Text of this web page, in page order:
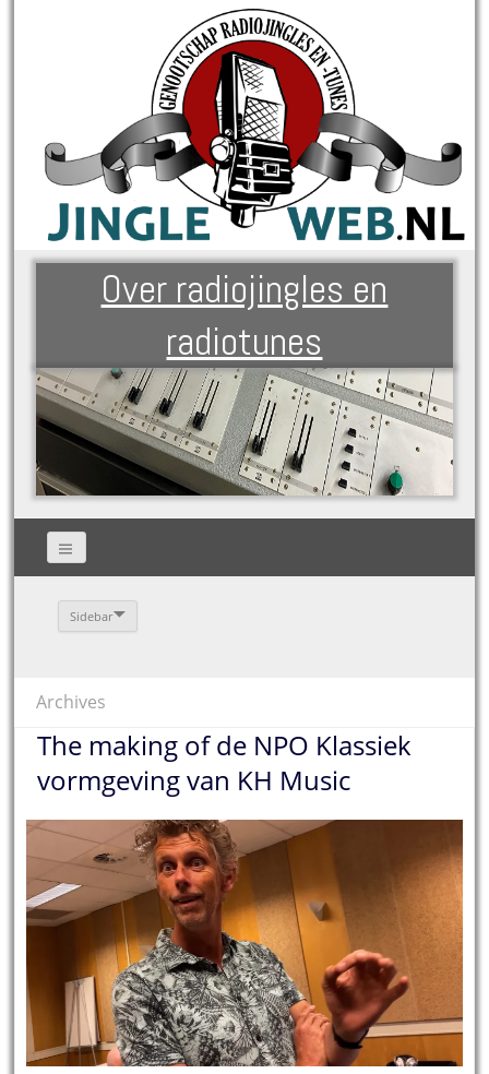
Over radiojingles en
radiotunes
Sidebar
Archives
The making of de NPO Klassiek
vormgeving van KH Music